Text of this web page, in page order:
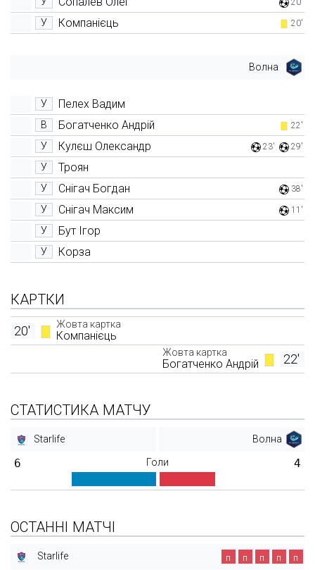
У Компанієць 20'
Волна
У Пелех Вадим
В Богатченко Андрій 22'
У Кулєш Олександр 23' 29'
У Троян
У Снігач Богдан 38'
У Снігач Максим 11'
У Бут Ігор
У Корза
КАРТКИ
Жовта картка
Компанієць
20'
22'
Жовта картка
Богатченко Андрій
СТАТИСТИКА МАТЧУ
Starlife Волна
6 Голи 4
ОСТАННІ МАТЧІ
Starlife п п п п п